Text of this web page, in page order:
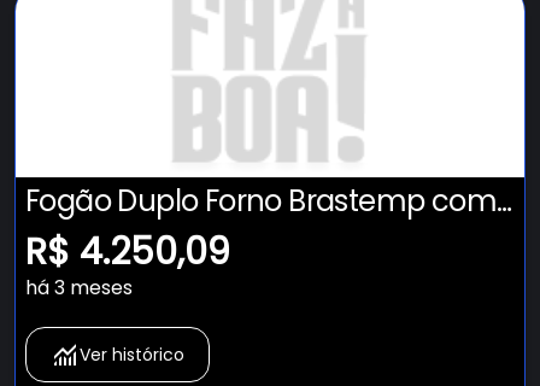
Fogão Duplo Forno Brastemp com
Tecnologia Air Fryer Pro - BFD5LAE
R$ 4.250,09
há 3 meses
Ver histórico